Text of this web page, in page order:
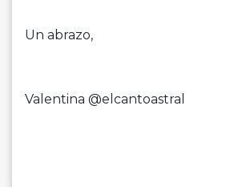
Un abrazo,
Valentina @elcantoastral